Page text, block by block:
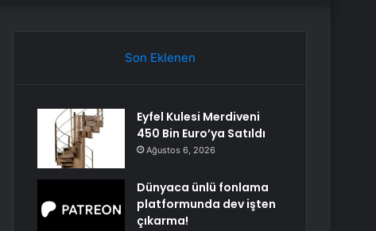
Son Eklenen
Eyfel Kulesi Merdiveni
450 Bin Euro’ya Satıldı
Ağustos 6, 2026
Dünyaca ünlü fonlama
platformunda dev işten
çıkarma!